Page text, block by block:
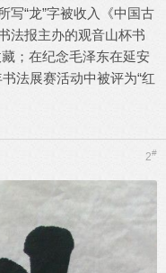
写“龙”字被收入《中国古
法报主办的观音山杯书
；在纪念毛泽东在延安
法展赛活动中被评为“红
2#